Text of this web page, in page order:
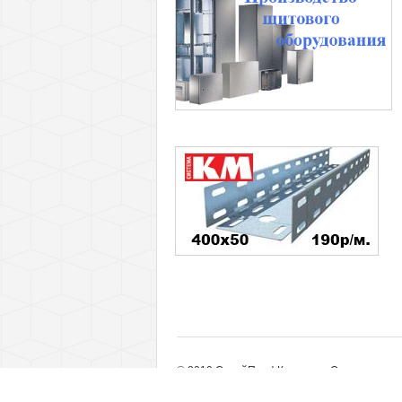
© 2010 СтройПрофКомплект. Оптовые